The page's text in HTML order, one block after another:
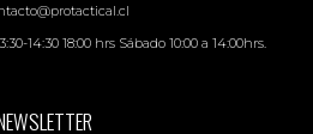
14:30 18:00 hrs Sábado 10:00 a 14:00hrs.